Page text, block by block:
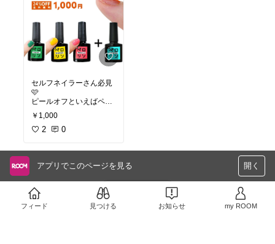
セルフネイラーさん必見
🩷
ピールオフといえばペロ
リン
送料無料のセットだよ
￥1,000
2 0
アプリでこのページを見る 開く
フィード 見つける お知らせ my ROOM